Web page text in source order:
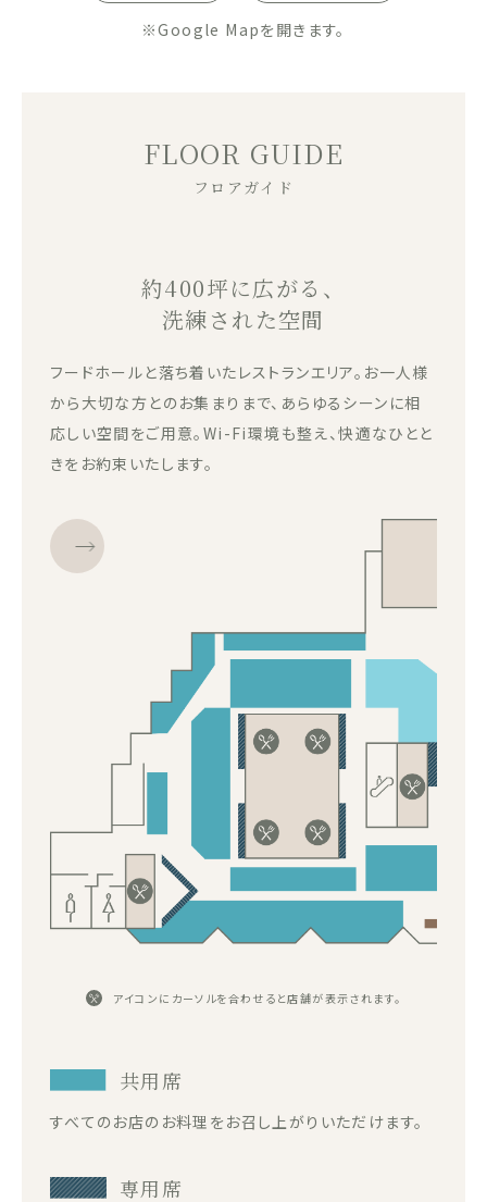
※Google Mapを開きます。
FLOOR GUIDE
フロアガイド
約400坪に広がる、
洗練された空間
フードホールと落ち着いたレストランエリア。お一人様
から大切な方とのお集まりまで、あらゆるシーンに相
応しい空間をご用意。Wi-Fi環境も整え、快適なひとと
きをお約束いたします。
アイコンにカーソルを合わせると店舗が表示されます。
共用席
すべてのお店のお料理をお召し上がりいただけます。
専用席